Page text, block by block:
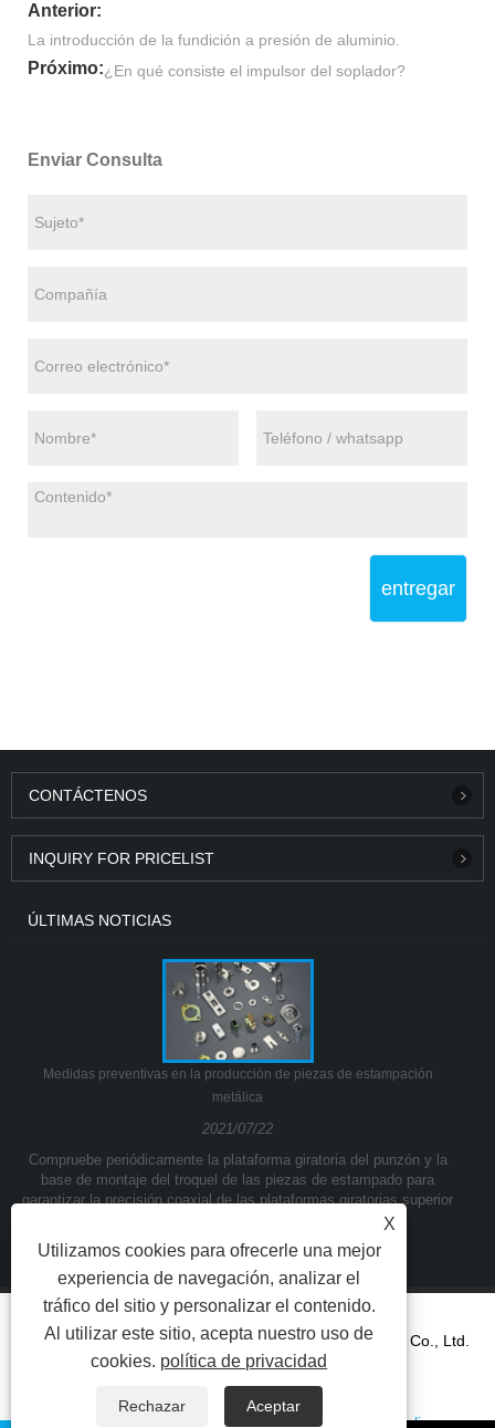
Anterior:
La introducción de la fundición a presión de aluminio.
Próximo:¿En qué consiste el impulsor del soplador?
Enviar Consulta
entregar
CONTÁCTENOS
INQUIRY FOR PRICELIST
ÚLTIMAS NOTICIAS
Medidas preventivas en la producción de piezas de estampación
metálica
2021/07/22
Compruebe periódicamente la plataforma giratoria del punzón y la
base de montaje del troquel de las piezas de estampado para
garantizar la precisión coaxial de las plataformas giratorias superior
Copyright © 2021Ningbo Yinzhou Kuangda Trading Co., Ltd.
RSS Privacy Policy
X
Utilizamos cookies para ofrecerle una mejor
experiencia de navegación, analizar el
tráfico del sitio y personalizar el contenido.
Al utilizar este sitio, acepta nuestro uso de
cookies. política de privacidad
Rechazar Aceptar